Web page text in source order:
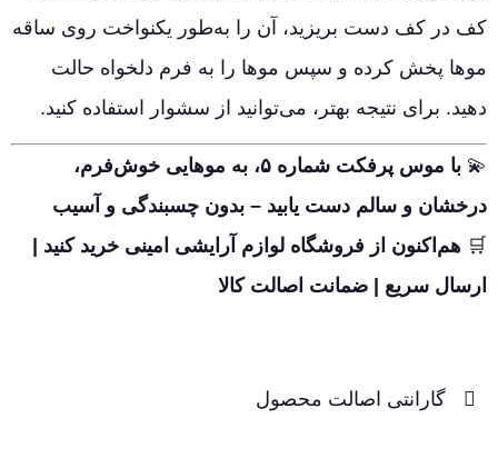
کف در کف دست بریزید، آن را به‌طور یکنواخت روی ساقه
موها پخش کرده و سپس موها را به فرم دلخواه حالت
دهید. برای نتیجه بهتر، می‌توانید از سشوار استفاده کنید.
💫
با موس پرفکت شماره ۵، به موهایی خوش‌فرم،
درخشان و سالم دست یابید – بدون چسبندگی و آسیب
🛒 هم‌اکنون از فروشگاه لوازم آرایشی امینی خرید کنید |
ارسال سریع | ضمانت اصالت کالا
گارانتی اصالت محصول